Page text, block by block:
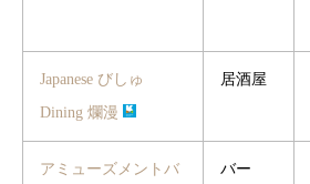
Japanese びしゅ
Dining 爛漫
居酒屋
アミューズメントバ
バー